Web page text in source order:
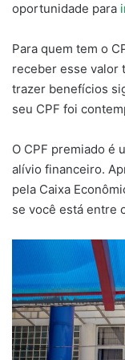
oportunidade para
Para quem tem o
receber esse valor
trazer benefícios
seu CPF foi
O CPF premiado é
alívio financeiro.
pela Caixa
se você está entre